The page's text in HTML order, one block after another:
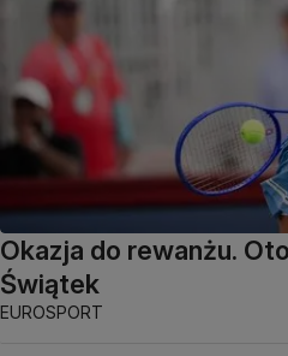
Okazja do rewanżu.
Świątek
EUROSPORT